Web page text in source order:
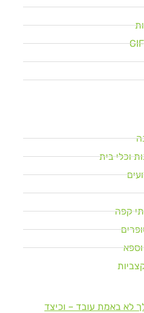
וכלי בית
קפה
לא באמת עובד – וכיצד